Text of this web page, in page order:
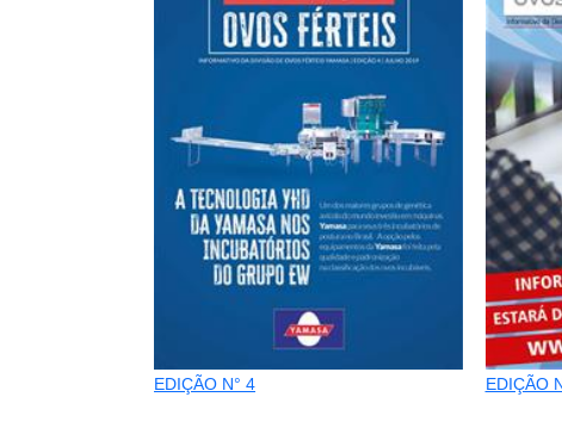
EDIÇÃO N° 4 EDIÇÃO